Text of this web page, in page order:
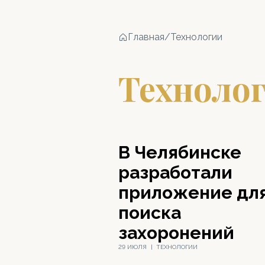
Главная/Технологии
В Челябинске
разработали
приложение
поиска
захоронений
29 ИЮЛЯ | ТЕХНОЛОГИИ